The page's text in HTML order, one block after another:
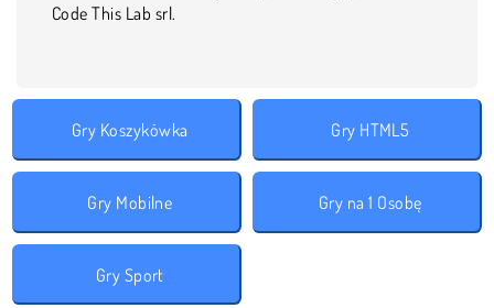
Code This Lab srl.
Gry Koszykówka Gry HTML5
Gry Mobilne Gry na 1 Osobę
Gry Sport